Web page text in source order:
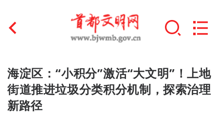
首页
文明创建
+
文明实践
海淀区：“小积分”激活“大文明”！上地
街道推进垃圾分类积分机制，探索治理
新路径